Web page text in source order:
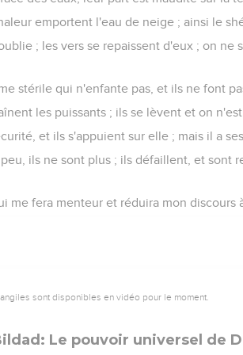
emportent l'eau de neige ; ainsi le
; les vers se repaissent d'eux ; on
stérile qui n'enfante pas, et ils ne font
les puissants ; ils se lèvent et on n'est
et ils s'appuient sur elle ; mais il a
ils ne sont plus ; ils défaillent, et sont
me fera menteur et réduira mon discours
sont disponibles en vidéo pour le moment.
Le pouvoir universel de